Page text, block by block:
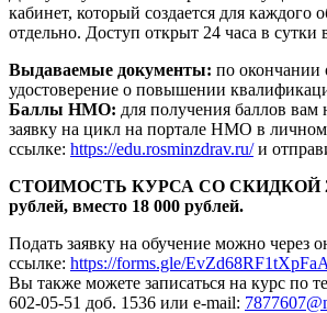
кабинет, который создается для каждого
отдельно. Доступ открыт 24 часа в сутки
Выдаваемые документы: по окончании
удостоверение о повышении
Баллы НМО: для получения баллов вам
заявку на цикл на портале НМО в
ссылке: https://edu.rosminzdrav.ru/и
СТОИМОСТЬ КУРСА СО СКИДКОЙ
рублей, вместо 18 000 рублей.
Подать заявку на обучение можно через
ссылке: https://forms.gle/
Вы также можете записаться на курс по
602-05-51 доб. 1536 или e-mail: